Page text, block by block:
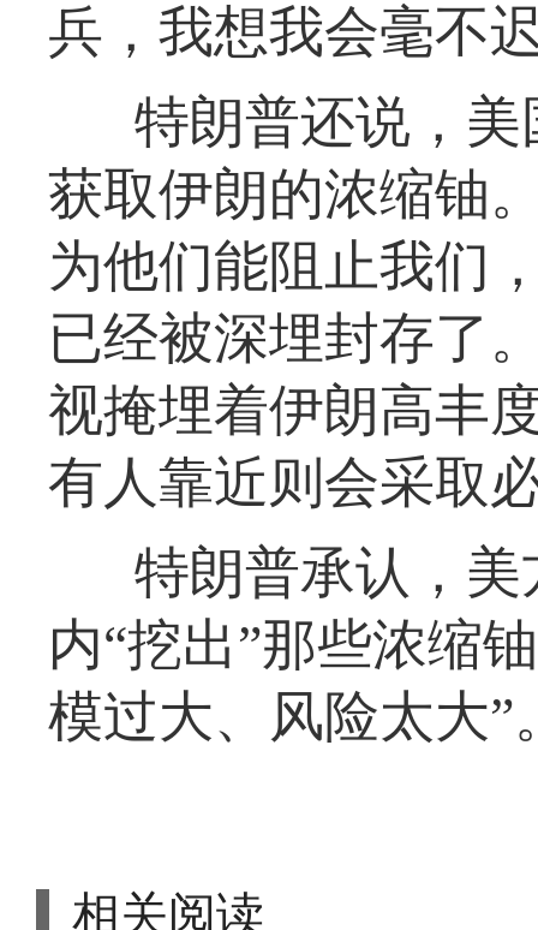
兵，我想我会毫不
特朗普还说，
获取伊朗的浓缩铀
为他们能阻止我们
已经被深埋封存了
视掩埋着伊朗高丰
有人靠近则会采取
特朗普承认，
内“挖出”那些浓缩
模过大、风险太大”
相关阅读